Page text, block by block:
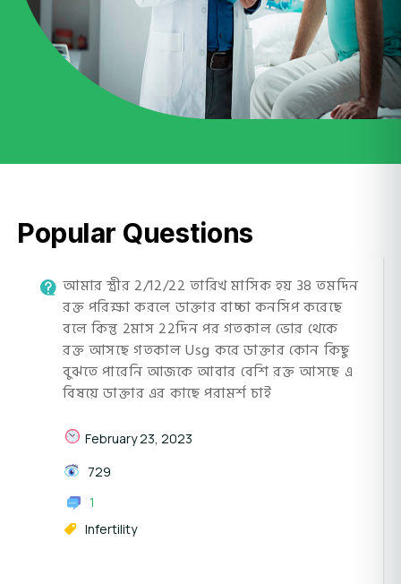
Popular Questions
আমার স্ত্রীর 2/12/22 তারিখ মাসিক হয় 38 তমদিন
রক্ত পরিক্ষা করলে ডাক্তার বাচ্চা কনসিপ করেছে
বলে কিন্তু 2মাস 22দিন পর গতকাল ভোর থেকে
রক্ত আসছে গতকাল Usg করে ডাক্তার কোন কিছু
বুঝতে পারেনি আজকে আবার বেশি রক্ত আসছে এ
বিষয়ে ডাক্তার এর কাছে পরামর্শ চাই
February 23, 2023
729
1
Infertility